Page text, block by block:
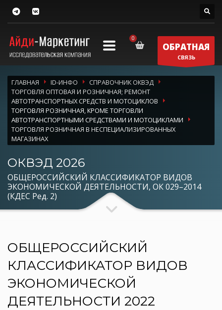
ОБРАТНАЯ
СВЯЗЬ
ГЛАВНАЯ ID-ИНФО
СПРАВОЧНИК ОКВЭД
ТОРГОВЛЯ ОПТОВАЯ И РОЗНИЧНАЯ; РЕМОНТ
АВТОТРАНСПОРТНЫХ СРЕДСТВ И МОТОЦИКЛОВ
ТОРГОВЛЯ РОЗНИЧНАЯ, КРОМЕ ТОРГОВЛИ
АВТОТРАНСПОРТНЫМИ СРЕДСТВАМИ И МОТОЦИКЛАМИ
ТОРГОВЛЯ РОЗНИЧНАЯ В НЕСПЕЦИАЛИЗИРОВАННЫХ
МАГАЗИНАХ
ОКВЭД 2026
ОБЩЕРОССИЙСКИЙ КЛАССИФИКАТОР ВИДОВ
ЭКОНОМИЧЕСКОЙ ДЕЯТЕЛЬНОСТИ, ОК 029–2014
(КДЕС Ред. 2)
ОБЩЕРОССИЙСКИЙ
КЛАССИФИКАТОР ВИДОВ
ЭКОНОМИЧЕСКОЙ
ДЕЯТЕЛЬНОСТИ 2022